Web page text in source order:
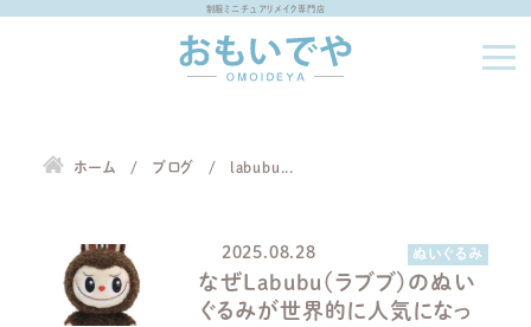
制服ミニチュアリメイク専門店
ホーム ブログ labubu...
2025.08.28 ぬいぐるみ
なぜLabubu（ラブブ）のぬい
ぐるみが世界的に人気になっ